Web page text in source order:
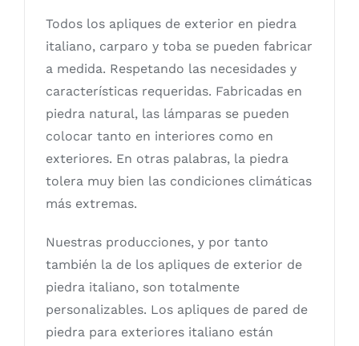
Todos los apliques de exterior en piedra
italiano, carparo y toba se pueden fabricar
a medida. Respetando las necesidades y
características requeridas. Fabricadas en
piedra natural, las lámparas se pueden
colocar tanto en interiores como en
exteriores. En otras palabras, la piedra
tolera muy bien las condiciones climáticas
más extremas.
Nuestras producciones, y por tanto
también la de los apliques de exterior de
piedra italiano, son totalmente
personalizables. Los apliques de pared de
piedra para exteriores italiano están